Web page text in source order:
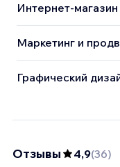
Интернет-
Маркетинг и
Графический
Отзывы 4,9(36)